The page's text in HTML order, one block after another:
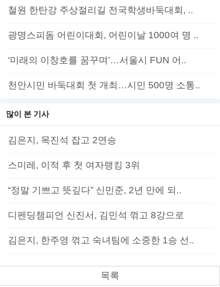
철원 한탄강 주상절리길 전국학생바둑대회, ..
광명스피돔 어린이대회, 어린이날 1000여 명 ..
‘미래의 이창호를 꿈꾸며’…서울시 FUN 어..
천안시민 바둑대회 첫 개최…시민 500명 소통..
많이 본 기사
김은지, 목진석 잡고 2연승
스미레, 이적 후 첫 여자랭킹 3위
“정말 기쁘고 뜻깊다” 신민준, 2년 만에 되..
디펜딩챔피언 신진서, 김민석 꺾고 8강으로
김은지, 한주영 꺾고 숙녀팀에 소중한 1승 선..
목록